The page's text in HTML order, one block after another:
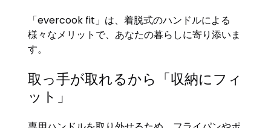
「evercook fit」は、着脱式のハンドルによる
様々なメリットで、あなたの暮らしに寄り添いま
す。
取っ手が取れるから「収納にフィ
ット」